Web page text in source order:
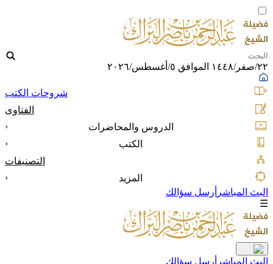
٢٢/صفر/١٤٤٨ الموافق ٥/أغسطس/٢٠٢٦
شروحات الكتب
الفتاوى
الدروس والمحاضرات
‹
الكتب
‹
التصنيفات
المزيد
‹
البث المباشر أرسل سؤالك
☰
البث المباشر أرسل سؤالك